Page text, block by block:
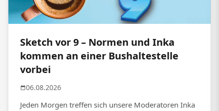
Sketch vor 9 – Normen und Inka
kommen an einer Bushaltestelle
vorbei
06.08.2026
Jeden Morgen treffen sich unsere Moderatoren Inka